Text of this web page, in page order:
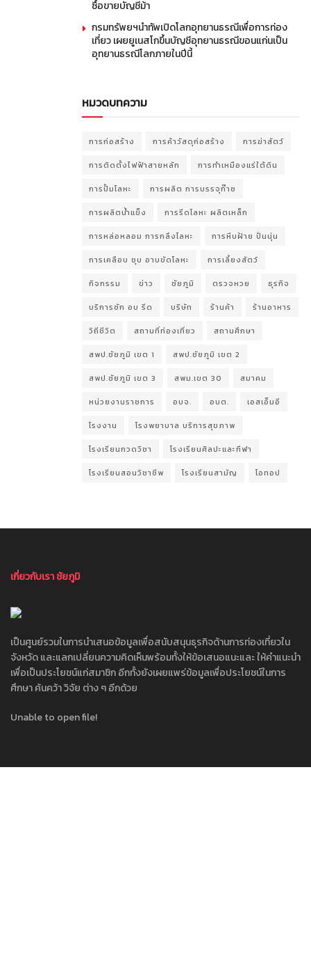
ซื้อขายบัญชีม้า
กรมทรัพยฯนำทัพเปิดโลกอุทยานธรณีเพื่อการท่อง
เที่ยว เผยยูเนสโกขึ้นบัญชีอุทยานธรณีขอนแก่นเป็น
อุทยานธรณีโลกภายในปีนี้
หมวดบทความ
การก่อสร้าง การค้าวัสดุก่อสร้าง การฆ่าสัตว์
การติดตั้งไฟฟ้าสายหลัก การทำเหมืองแร่ใต้ดิน
การปั้มโลหะ การผลิต การบรรจุก๊าซ
การผลิตน้ำแข็ง การรีดโลหะ ผลิตเหล็ก
การหล่อหลอม การกลึงโลหะ การหีบฝ้าย ปั่นนุ่น
การเคลือบ ชุบ อาบขัดโลหะ การเลี้ยงสัตว์
กิจกรรม ข่าว ชัยภูมิ ตรวจหวย ธุรกิจ
บริการซัก อบ รีด บริษัท ร้านค้า ร้านอาหาร
วิถีชีวิต สถานที่ท่องเที่ยว สถานศึกษา
สพป.ชัยภูมิ เขต 1 สพป.ชัยภูมิ เขต 2
สพป.ชัยภูมิ เขต 3 สพม.เขต 30 สมาคม
หน่วยงานราชการ อบจ. อบต. เอสเอ็มอี
โรงงาน โรงพยาบาล บริการสุขภาพ
โรงเรียนกวดวิชา โรงเรียนศิลปะและกีฬา
โรงเรียนสอนวิชาชีพ โรงเรียนสามัญ โอทอป
เกี่ยวกับเรา ชัยภูมิ
เป็นศูนย์รวมในการนำเสนอข้อมูลเพื่อสนับสนุนธุรกิจด้านการท่องเที่ยวใน
จังหวัด และแลกเปลี่ยนความคิดเห็นพร้อมทั้งให้ข้อเสนอแนะและ ให้คำแนะนำ
เพื่อเป็นประโยชน์แก่สมาชิก อีกทั้งยังเผยแพร่ข้อมูลเพื่อประโยชน์ในการ
ศึกษา ค้นคว้า วิจัย ต่าง ๆ อีกด้วย
Unable to open file!